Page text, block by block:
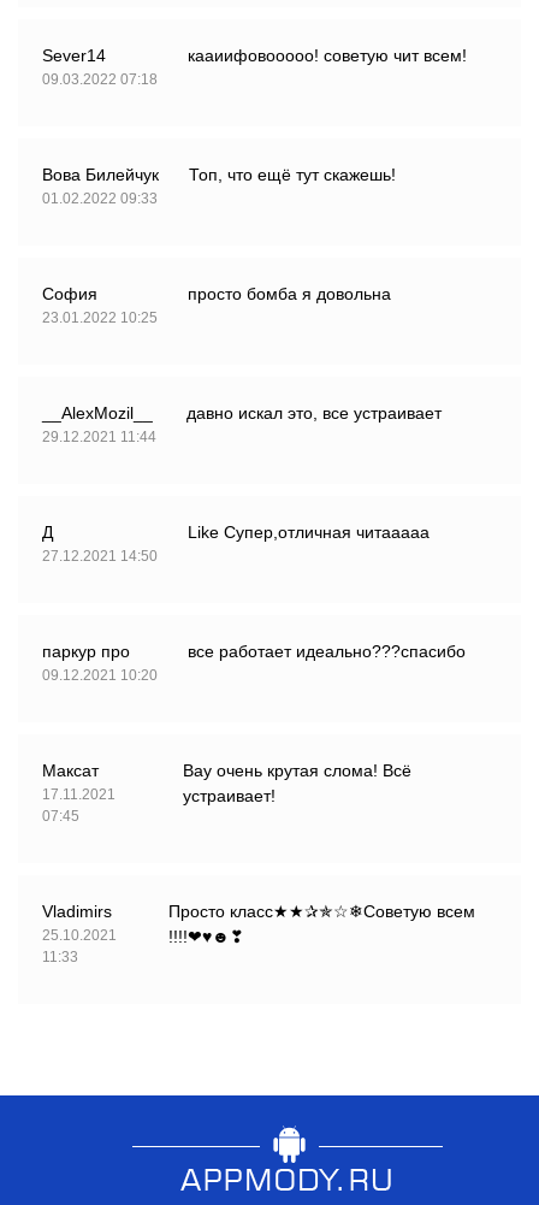
Sever14
09.03.2022 07:18
кааиифовооооо! советую чит всем!
Вова Билейчук
01.02.2022 09:33
Топ, что ещё тут скажешь!
София
23.01.2022 10:25
просто бомба я довольна
__AlexMozil__
29.12.2021 11:44
давно искал это, все устраивает
Д
27.12.2021 14:50
Like Супер,отличная читааааа
паркур про
09.12.2021 10:20
все работает идеально???спасибо
Максат
17.11.2021
07:45
Вау очень крутая слома! Всё
устраивает!
Vladimirs
25.10.2021
11:33
Просто класс★★✰✯☆❄︎Советую всем
!!!!❤︎♥︎☻︎❣︎